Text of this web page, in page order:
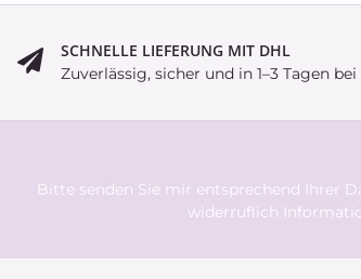
SCHNELLE LIEFERUNG MIT DHL
Zuverlässig, sicher und in 1–3 Tagen bei
Bitte senden Sie mir entsprechend Ihrer
widerruflich